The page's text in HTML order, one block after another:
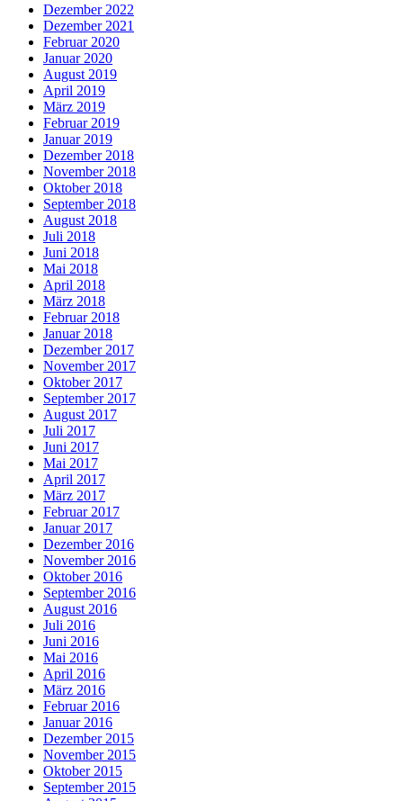
Dezember 2022
Dezember 2021
Februar 2020
Januar 2020
August 2019
April 2019
März 2019
Februar 2019
Januar 2019
Dezember 2018
November 2018
Oktober 2018
September 2018
August 2018
Juli 2018
Juni 2018
Mai 2018
April 2018
März 2018
Februar 2018
Januar 2018
Dezember 2017
November 2017
Oktober 2017
September 2017
August 2017
Juli 2017
Juni 2017
Mai 2017
April 2017
März 2017
Februar 2017
Januar 2017
Dezember 2016
November 2016
Oktober 2016
September 2016
August 2016
Juli 2016
Juni 2016
Mai 2016
April 2016
März 2016
Februar 2016
Januar 2016
Dezember 2015
November 2015
Oktober 2015
September 2015